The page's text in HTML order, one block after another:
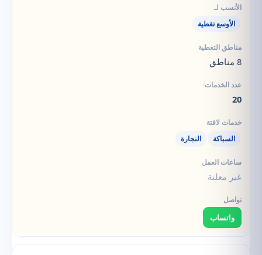
الأوسع تغطية
8 مناطق
20
السباكة النجارة
غير معلنة
واتساب